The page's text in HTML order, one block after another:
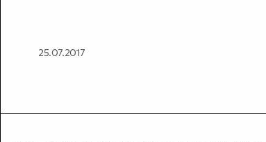
25.07.2017